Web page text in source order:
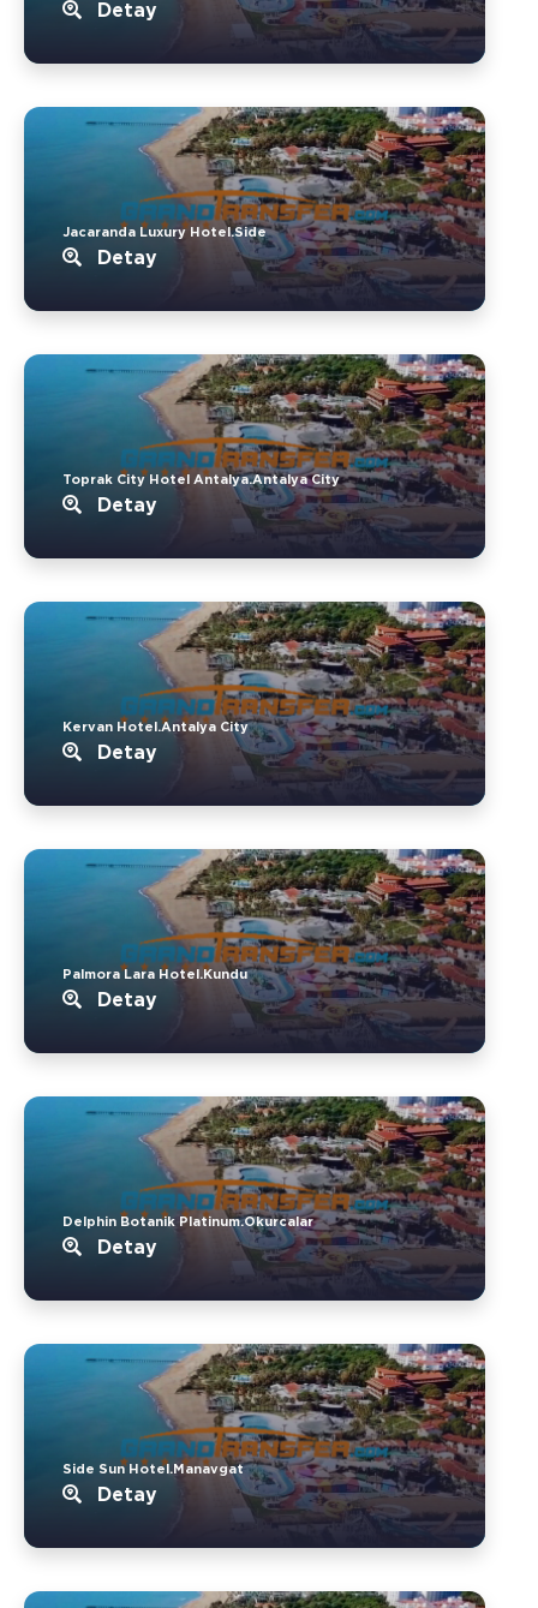
Detay
Jacaranda Luxury Hotel.Side
Detay
Toprak City Hotel Antalya.Antalya City
Detay
Kervan Hotel.Antalya City
Detay
Palmora Lara Hotel.Kundu
Detay
Delphin Botanik Platinum.Okurcalar
Detay
Side Sun Hotel.Manavgat
Detay